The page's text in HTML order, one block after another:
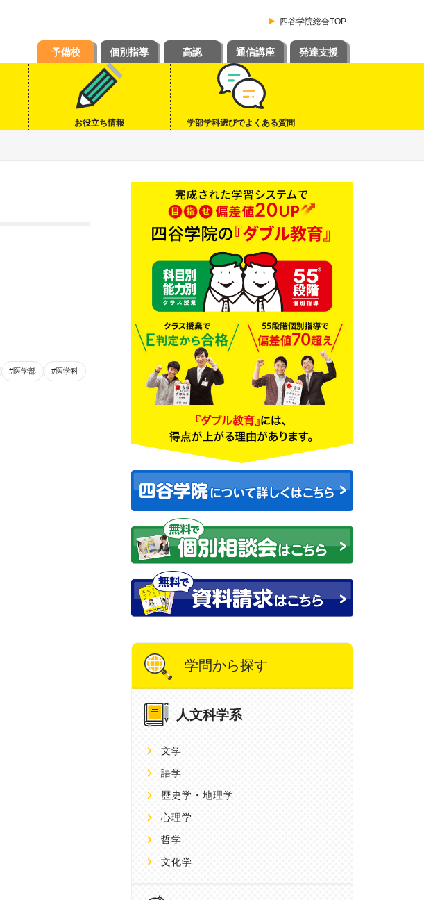
四谷学院総合TOP
予備校 個別指導 高認 通信講座 発達支援
お役立ち情報 学部学科選びでよくある質問
#医学部 #医学科
学問から探す
人文科学系
文学
語学
歴史学・地理学
心理学
哲学
文化学